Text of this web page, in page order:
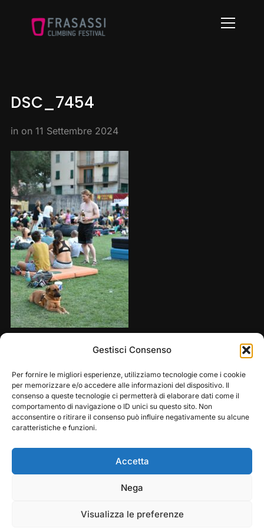
Gestisci Consenso
Per fornire le migliori esperienze, utilizziamo tecnologie come i cookie
per memorizzare e/o accedere alle informazioni del dispositivo. Il
consenso a queste tecnologie ci permetterà di elaborare dati come il
comportamento di navigazione o ID unici su questo sito. Non
acconsentire o ritirare il consenso può influire negativamente su alcune
caratteristiche e funzioni.
Accetta
Nega
Visualizza le preferenze
Info
DSC_7454
in on 11 Settembre 2024
Copyright © 2026 — Frasassi Climbing Festival. All
Rights Reserved